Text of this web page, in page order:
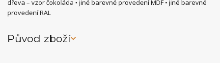
dřeva – vzor čokoláda • jiné barevné provedení MDF • jiné barevné
provedení RAL
Původ zboží